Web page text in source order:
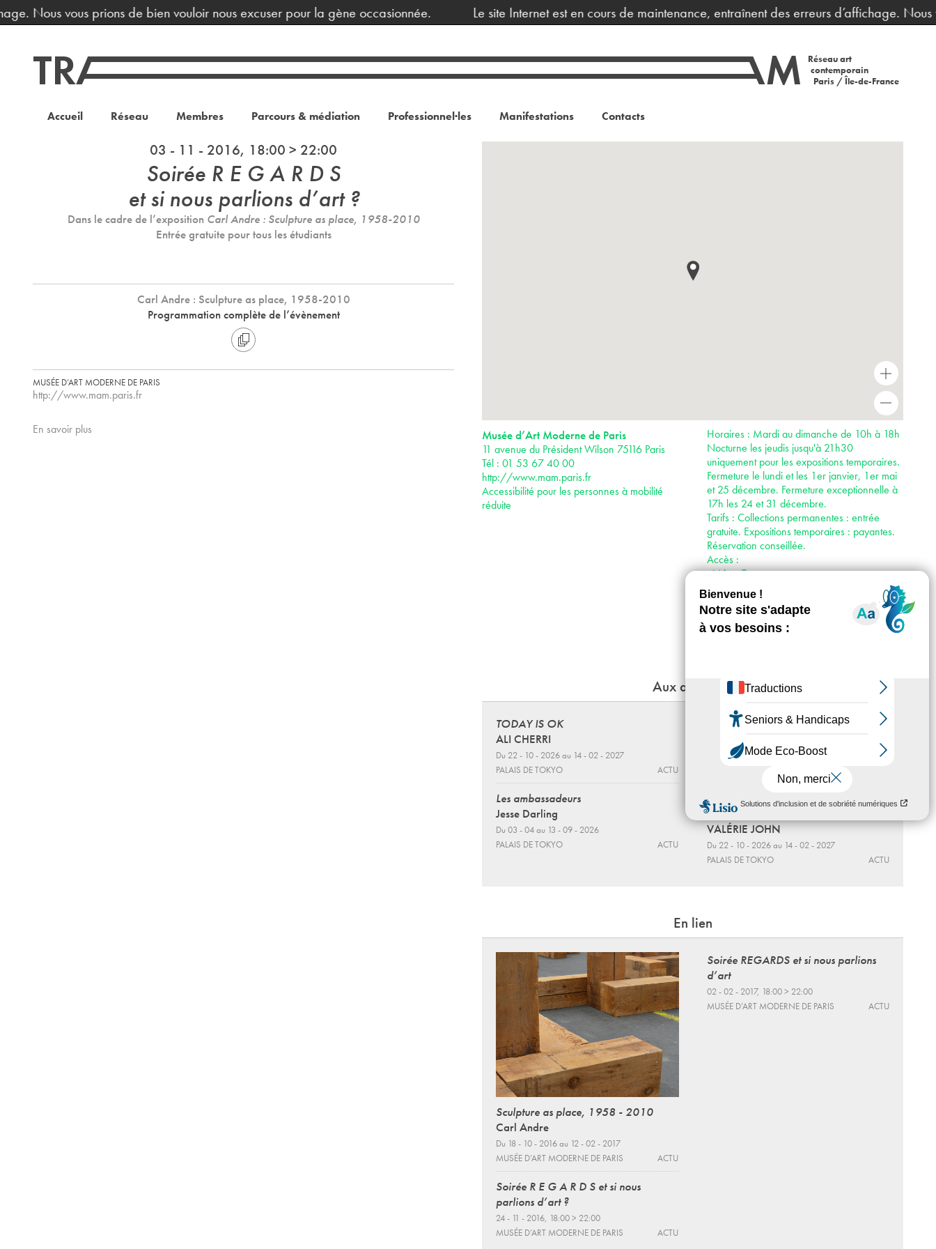
vous prions de bien vouloir nous excuser pour la gène occasionnée. Le site Internet est en cours de maintenance, entraînent des erreurs d’affichage. Nous
Réseau art
contemporain
Paris / Île-de-France
Accueil Réseau Membres Parcours & médiation Professionnel·les Manifestations Contacts
03 - 11 - 2016, 18:00 > 22:00
Soirée R E G A R D S
et si nous parlions d’art ?
Dans le cadre de l’exposition Carl Andre : Sculpture as place, 1958-2010
Entrée gratuite pour tous les étudiants
Carl Andre : Sculpture as place, 1958-2010
Programmation complète de l’évènement
MUSÉE D’ART MODERNE DE PARIS
http://www.mam.paris.fr
En savoir plus
+
Musée d’Art Moderne de Paris
11 avenue du Président Wilson 75116 Paris
Tél : 01 53 67 40 00
http://www.mam.paris.fr
Accessibilité pour les personnes à mobilité
réduite
Horaires : Mardi au dimanche de 10h à 18h
Nocturne les jeudis jusqu'à 21h30
uniquement pour les expositions temporaires.
Fermeture le lundi et les 1er janvier, 1er mai
et 25 décembre. Fermeture exceptionnelle à
17h les 24 et 31 décembre.
Tarifs : Collections permanentes : entrée
gratuite. Expositions temporaires : payantes.
Réservation conseillée.
Accès :
· Métro 9
· RER C
· Bus 32, 42, 63, 72, 80, 82, 92
· Vélib’ 4 rue de Longchamp ; 4 avenue
Marceau ; place de la reine Astrid ; 45
Aux alentours
TODAY IS OK
ALI CHERRI
Du 22 - 10 - 2026 au 14 - 02 - 2027
PALAIS DE TOKYO
ACTU
Les ambassadeurs
Jesse Darling
Du 03 - 04 au 13 - 09 - 2026
PALAIS DE TOKYO
ACTU
Fragile beauté
Photographies de la collection de Sir
Elton John et David Furnish
ET SI LA MER N’ÉTAIT PAS BLEUE
VALÉRIE JOHN
Du 22 - 10 - 2026 au 14 - 02 - 2027
PALAIS DE TOKYO
ACTU
En lien
Sculpture as place, 1958 - 2010
Carl Andre
Du 18 - 10 - 2016 au 12 - 02 - 2017
MUSÉE D’ART MODERNE DE PARIS
ACTU
Soirée R E G A R D S et si nous
parlions d’art ?
24 - 11 - 2016, 18:00 > 22:00
MUSÉE D’ART MODERNE DE PARIS
ACTU
Soirée REGARDS et si nous parlions
d’art
02 - 02 - 2017, 18:00 > 22:00
MUSÉE D’ART MODERNE DE PARIS
ACTU